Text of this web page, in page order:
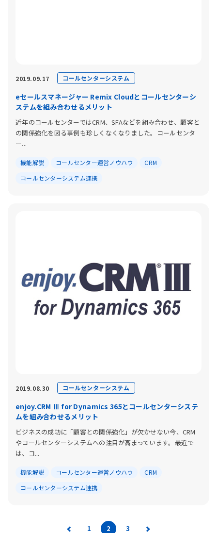
2019.09.17 コールセンターシステム
eセールスマネージャー Remix Cloudとコールセンターシ
ステムを組み合わせるメリット
近年のコールセンターではCRM、SFAなどを組み合わせ、顧客と
の関係強化を図る事例も珍しくなくなりました。コールセンタ
ー...
機能解説 コールセンター運営ノウハウ
CRM
コールセンターシステム連携
2019.08.30 コールセンターシステム
enjoy.CRM Ⅲ for Dynamics 365とコールセンターシステ
ムを組み合わせるメリット
ビジネスの成功に「顧客との関係強化」が欠かせない今、CRM
やコールセンターシステムへの注目が高まっています。最近で
は、コ...
機能解説 コールセンター運営ノウハウ
CRM
コールセンターシステム連携
1 2 3